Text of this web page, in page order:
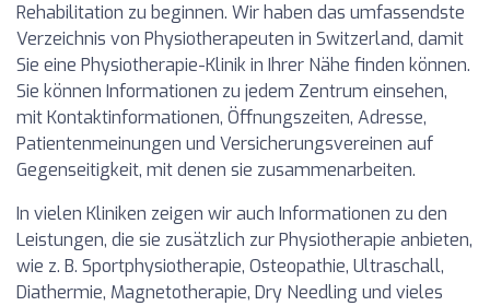
Rehabilitation zu beginnen. Wir haben das umfassendste
Verzeichnis von Physiotherapeuten in Switzerland, damit
Sie eine Physiotherapie-Klinik in Ihrer Nähe finden können.
Sie können Informationen zu jedem Zentrum einsehen,
mit Kontaktinformationen, Öffnungszeiten, Adresse,
Patientenmeinungen und Versicherungsvereinen auf
Gegenseitigkeit, mit denen sie zusammenarbeiten.
In vielen Kliniken zeigen wir auch Informationen zu den
Leistungen, die sie zusätzlich zur Physiotherapie anbieten,
wie z. B. Sportphysiotherapie, Osteopathie, Ultraschall,
Diathermie, Magnetotherapie, Dry Needling und vieles